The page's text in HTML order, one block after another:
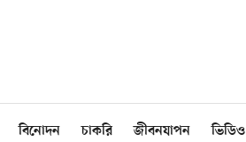
বিনোদন চাকরি জীবনযাপন ভিডিও